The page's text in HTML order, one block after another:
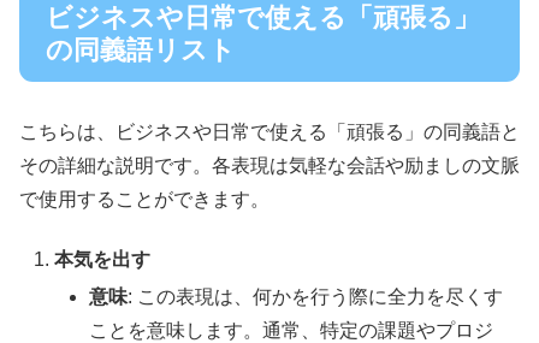
ビジネスや日常で使える「頑張る」
の同義語リスト
こちらは、ビジネスや日常で使える「頑張る」の同義語と
その詳細な説明です。各表現は気軽な会話や励ましの文脈
で使用することができます。
本気を出す
意味: この表現は、何かを行う際に全力を尽くす
ことを意味します。通常、特定の課題やプロジ